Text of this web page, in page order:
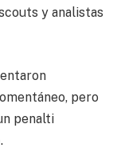
y analistas
pero
penalti
.